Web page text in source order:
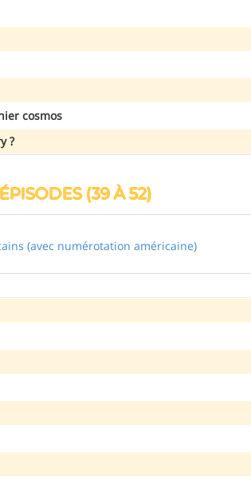
cosmos
?
(39 À 52)
(avec numérotation américaine)